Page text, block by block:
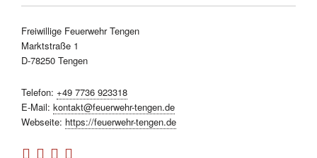
Freiwillige Feuerwehr Tengen
Marktstraße 1
D-78250 Tengen
Telefon: +49 7736 923318
E-Mail: kontakt@feuerwehr-tengen.de
Webseite: https://feuerwehr-tengen.de